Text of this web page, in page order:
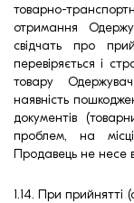
товарно-
отримання
свідчать про
перевіряється і
товару
наявність
документів
проблем, на
Продавець не несе
1.14. При прийнятті